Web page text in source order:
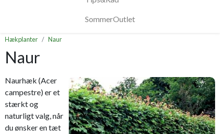
SommerOutlet
Hækplanter Naur
Naur
Naurhæk (Acer
campestre) er et
stærkt og
naturligt valg, når
du ønsker en tæt